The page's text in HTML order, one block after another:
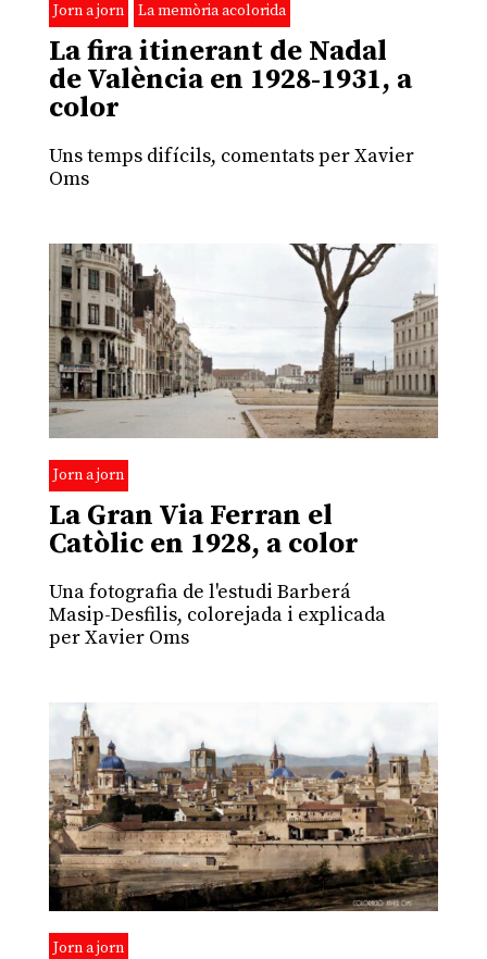
Jorn a jorn La memòria acolorida
La fira itinerant de Nadal
de València en 1928-1931, a
color
Uns temps difícils, comentats per Xavier
Oms
Jorn a jorn
La Gran Via Ferran el
Catòlic en 1928, a color
Una fotografia de l'estudi Barberá
Masip-Desfilis, colorejada i explicada
per Xavier Oms
Jorn a jorn